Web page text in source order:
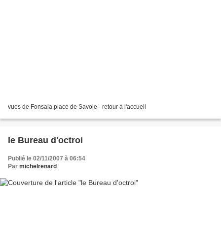
vues de Fonsala place de Savoie - retour à l'accueil
le Bureau d'octroi
Publié le 02/11/2007 à 06:54
Par michelrenard